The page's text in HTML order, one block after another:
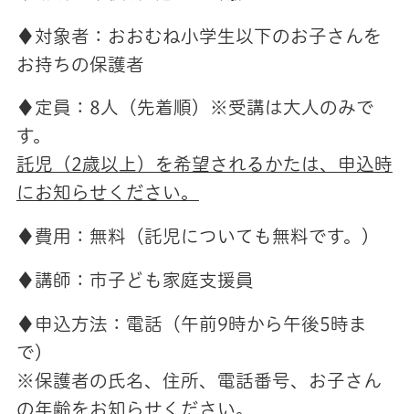
♦対象者：おおむね小学生以下のお子さんを
お持ちの保護者
♦定員：8人（先着順）※受講は大人のみで
す。
託児（2歳以上）を希望されるかたは、申込時
にお知らせください。
♦費用：無料（託児についても無料です。）
♦講師：市子ども家庭支援員
♦申込方法： 電話（午前9時から午後5時ま
で）
※保護者の氏名、住所、電話番号、お子さん
の年齢をお知らせください。